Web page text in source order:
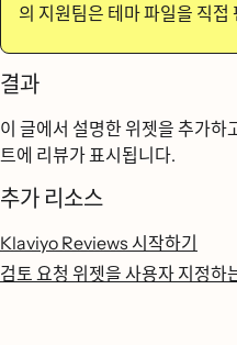
의 지원팀은 테마 파일을 직접
결과
이 글에서 설명한 위젯을
트에 리뷰가 표시됩니다.
추가 리소스
Klaviyo Reviews 시작하기
검토 요청 위젯을 사용자